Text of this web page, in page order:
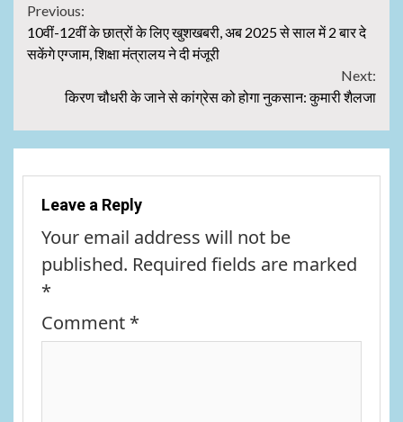
Continue
Reading
Previous:
10वीं-12वीं के छात्रों के लिए खुशखबरी, अब 2025 से साल में 2 बार दे
सकेंगे एग्जाम, शिक्षा मंत्रालय ने दी मंजूरी
Next:
किरण चौधरी के जाने से कांग्रेस को होगा नुकसान: कुमारी शैलजा
Leave a Reply
Your email address will not be
published. Required fields are marked
*
Comment *